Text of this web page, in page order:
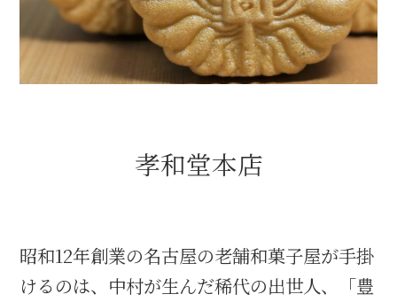
秀吉功路
信長関連 史跡 一覧
信長攻路
孝和堂本店
昭和12年創業の名古屋の老舗和菓子屋が手掛
けるのは、中村が生んだ稀代の出世人、「豊